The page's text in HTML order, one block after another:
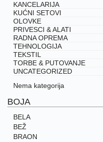
KANCELARIJA
KUĆNI SETOVI
OLOVKE
PRIVESCI & ALATI
RADNA OPREMA
TEHNOLOGIJA
TEKSTIL
TORBE & PUTOVANJE
UNCATEGORIZED
Nema kategorija
BOJA
BELA
BEŽ
BRAON